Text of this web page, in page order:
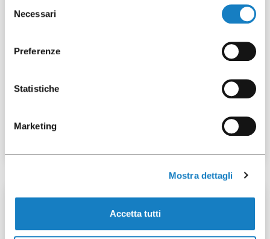
delNecessari
Preferenze
Statistiche
Marketing
Mostra dettagli
Accetta tutti